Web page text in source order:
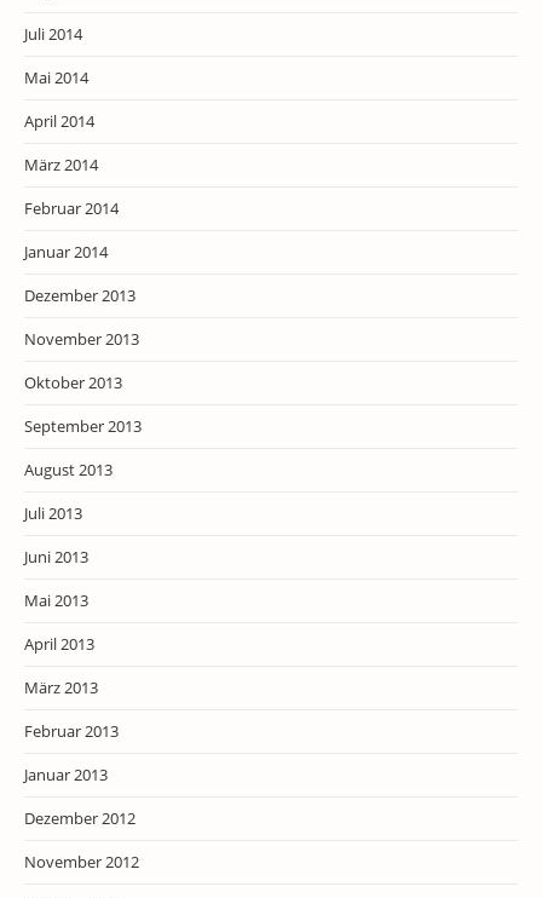
Juli 2014
Mai 2014
April 2014
März 2014
Februar 2014
Januar 2014
Dezember 2013
November 2013
Oktober 2013
September 2013
August 2013
Juli 2013
Juni 2013
Mai 2013
April 2013
März 2013
Februar 2013
Januar 2013
Dezember 2012
November 2012